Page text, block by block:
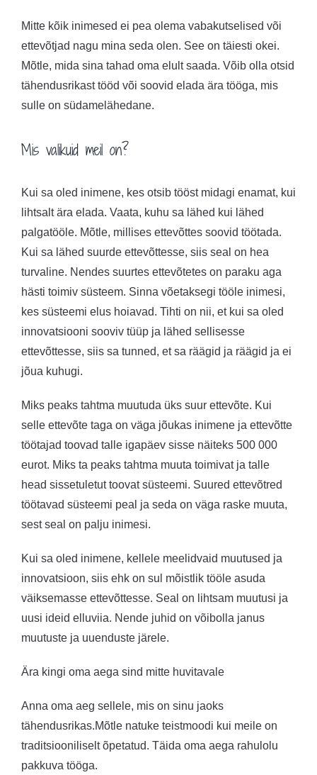
Mitte kõik inimesed ei pea olema vabakutselised või
ettevõtjad nagu mina seda olen. See on täiesti okei.
Mõtle, mida sina tahad oma elult saada. Võib olla otsid
tähendusrikast tööd või soovid elada ära tööga, mis
sulle on südamelähedane.
Mis valikuid meil on?
Kui sa oled inimene, kes otsib tööst midagi enamat, kui
lihtsalt ära elada. Vaata, kuhu sa lähed kui lähed
palgatööle. Mõtle, millises ettevõttes soovid töötada.
Kui sa lähed suurde ettevõttesse, siis seal on hea
turvaline. Nendes suurtes ettevõtetes on paraku aga
hästi toimiv süsteem. Sinna võetaksegi tööle inimesi,
kes süsteemi elus hoiavad. Tihti on nii, et kui sa oled
innovatsiooni sooviv tüüp ja lähed sellisesse
ettevõttesse, siis sa tunned, et sa räägid ja räägid ja ei
jõua kuhugi.
Miks peaks tahtma muutuda üks suur ettevõte. Kui
selle ettevõte taga on väga jõukas inimene ja ettevõtte
töötajad toovad talle igapäev sisse näiteks 500 000
eurot. Miks ta peaks tahtma muuta toimivat ja talle
head sissetuletut toovat süsteemi. Suured ettevõtred
töötavad süsteemi peal ja seda on väga raske muuta,
sest seal on palju inimesi.
Kui sa oled inimene, kellele meelidvaid muutused ja
innovatsioon, siis ehk on sul mõistlik tööle asuda
väiksemasse ettevõttesse. Seal on lihtsam muutusi ja
uusi ideid elluviia. Nende juhid on võibolla janus
muutuste ja uuenduste järele.
Ära kingi oma aega sind mitte huvitavale
Anna oma aeg sellele, mis on sinu jaoks
tähendusrikas.Mõtle natuke teistmoodi kui meile on
traditsiooniliselt õpetatud. Täida oma aega rahulolu
pakkuva tööga.